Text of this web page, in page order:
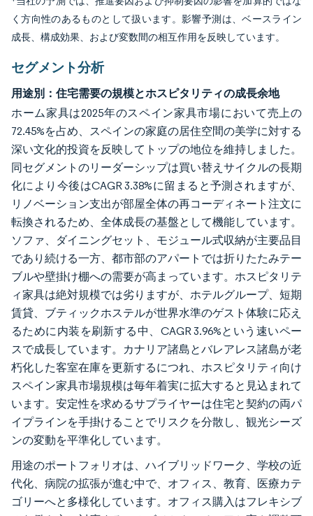
く方向性のあるものとして扱います。影響予測は、ベースライン
成長、構成効果、および変数間の相互作用を反映しています。
セグメント分析
用途別：住宅需要の規模とホスピタリティの成長余地
ホーム家具は2025年のスペイン家具市場において売上の
72.45%を占め、スペインの家庭の居住空間の美学に対する
深い文化的投資を反映してトップの地位を維持しました。
同セグメントのリーダーシップは買い替えサイクルの長期
化により今後はCAGR 3.38%に留まると予測されますが、
リノベーション支出が部屋全体の再コーディネート注文に
転換されるため、全体成長の基盤として機能しています。
ソファ、ダイニングセット、モジュール式収納が主要品目
であり続ける一方、都市部のアパートでは折りたたみテー
ブルや壁掛け棚への需要が高まっています。ホスピタリテ
ィ家具は絶対規模では劣りますが、ホテルグループ、短期
賃貸、ブティックホステルが世界水準のゲスト体験に応え
るために内装を刷新する中、CAGR 3.96%という速いペー
スで成長しています。カナリア諸島とバレアレス諸島が老
朽化した客室在庫を更新するにつれ、ホスピタリティ向け
スペイン家具市場規模は毎年着実に拡大すると見込まれて
います。安定性を求めるサプライヤーは住宅と契約の両パ
イプラインを手掛けることでリスクを分散し、観光シーズ
ンの変動を平準化しています。
用途のポートフォリオは、ハイブリッドワーク、学校の近
代化、病院の拡張が進む中で、オフィス、教育、医療カテ
ゴリーへと多様化しています。オフィス購入はフレキシブ